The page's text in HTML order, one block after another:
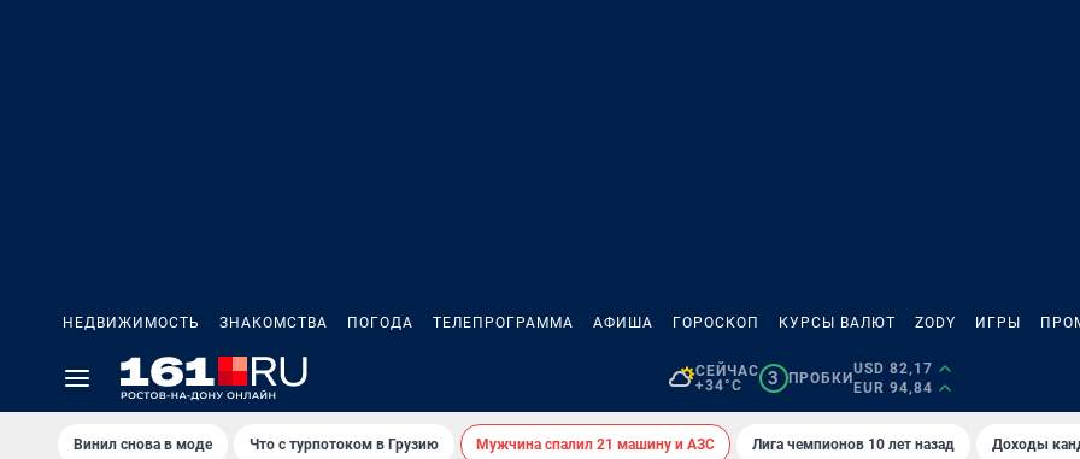
НЕДВИЖИМОСТЬ ЗНАКОМСТВА ПОГОДА ТЕЛЕПРОГРАММА АФИША ГОРОСКОП КУРСЫ ВАЛЮТ ZODY ИГРЫ
СЕЙЧАС
+34°C
3 ПРОБКИ
USD 82,17
EUR 94,84
Винил снова в моде Что с турпотоком в Грузию Мужчина спалил 21 машину и АЗС Лига чемпионов 10 лет назад Доходы